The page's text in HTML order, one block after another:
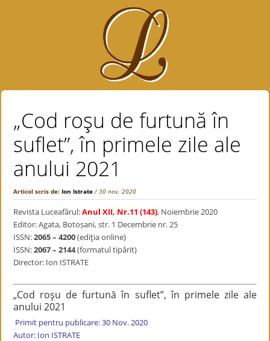
„Cod roşu de furtună în
suflet”, în primele zile ale
anului 2021
Articol scris de:Ion Istrate / 30 nov. 2020
Revista Luceafărul:Anul XII, Nr.11 (143), Noiembrie 2020
Editor: Agata, Botoșani, str. 1 Decembrie nr. 25
ISSN:2065 – 4200(ediţia online)
ISSN:2067 – 2144(formatul tipărit)
Director: Ion ISTRATE
„Cod roşu de furtună în suflet”, în primele zile ale
anului 2021
Primit pentru publicare: 30 Nov. 2020
Autor: Ion ISTRATE